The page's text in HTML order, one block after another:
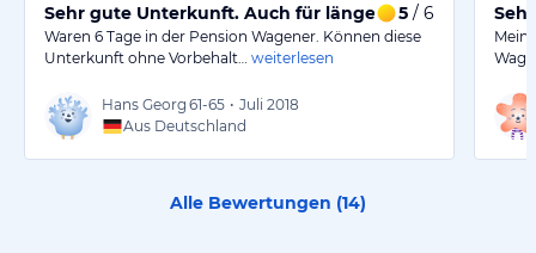
Sehr gute Unterkunft. Auch für längere Aufenthalte
5 / 6
Waren 6 Tage in der Pension Wagener. Können diese
Unterkunft ohne Vorbehalt…
weiterlesen
Hans Georg 61-65 • Juli 2018
Aus Deutschland
Mein
Alle Bewertungen (14)